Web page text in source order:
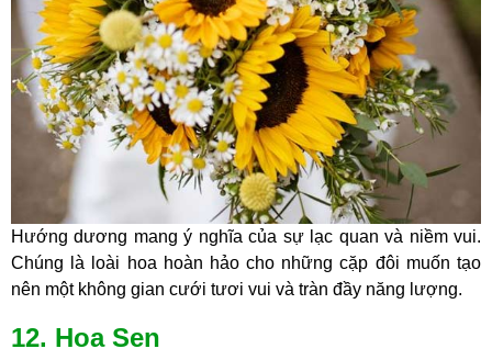
Hướng dương mang ý nghĩa của sự lạc quan và niềm vui.
Chúng là loài hoa hoàn hảo cho những cặp đôi muốn tạo
nên một không gian cưới tươi vui và tràn đầy năng lượng.
12. Hoa Sen